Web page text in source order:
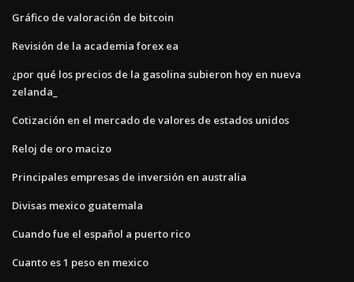
Gráfico de valoración de bitcoin
Revisión de la academia forex ea
¿por qué los precios de la gasolina subieron hoy en nueva
zelanda_
Cotización en el mercado de valores de estados unidos
Reloj de oro macizo
Principales empresas de inversión en australia
Divisas mexico guatemala
Cuando fue el español a puerto rico
Cuanto es 1 peso en mexico